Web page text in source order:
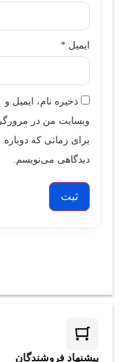
ایمیل *
ذخیره نام، ایمیل و
وبسایت من در مرورگر
برای زمانی که دوباره
دیدگاهی می‌نویسم.
پیشنهاد فروشندگان